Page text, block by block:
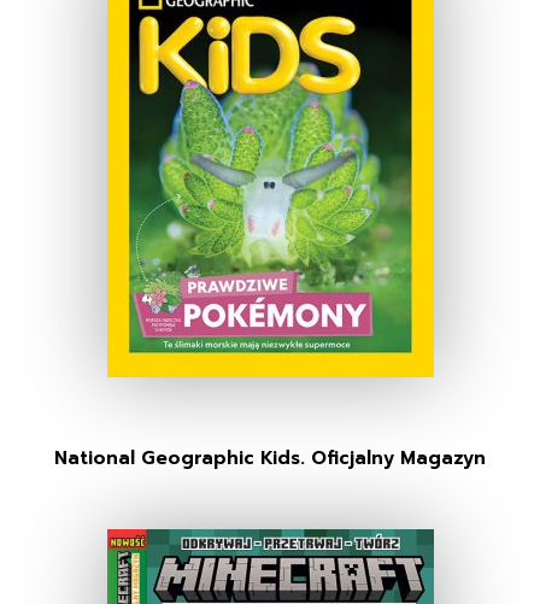
National Geographic Kids. Oficjalny Magazyn